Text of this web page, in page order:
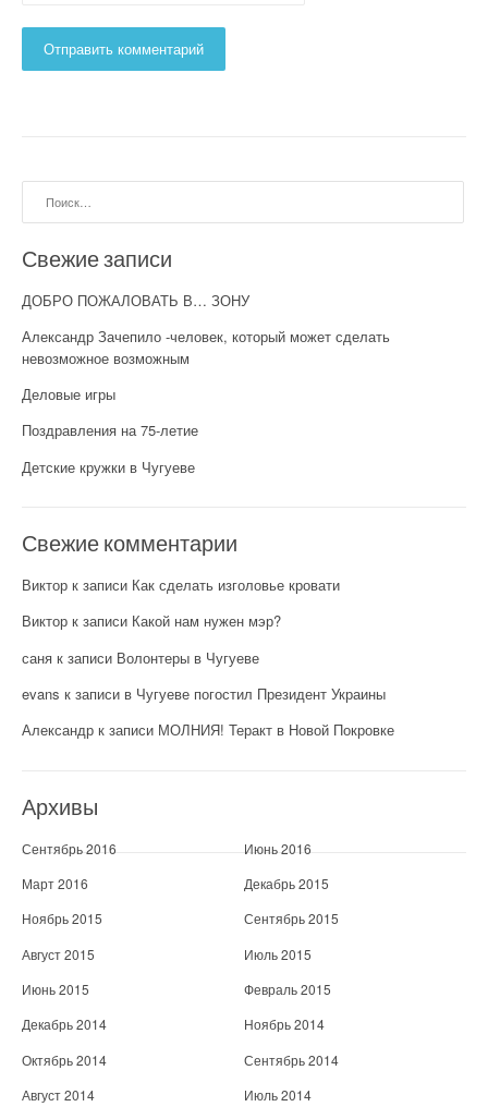
Свежие записи
ДОБРО ПОЖАЛОВАТЬ В… ЗОНУ
Александр Зачепило -человек, который может сделать
невозможное возможным
Деловые игры
Поздравления на 75-летие
Детские кружки в Чугуеве
Свежие комментарии
Виктор к записи Как сделать изголовье кровати
Виктор к записи Какой нам нужен мэр?
саня к записи Волонтеры в Чугуеве
evans к записи в Чугуеве погостил Президент Украины
Александр к записи МОЛНИЯ! Теракт в Новой Покровке
Архивы
Сентябрь 2016
Июнь 2016
Март 2016
Декабрь 2015
Ноябрь 2015
Сентябрь 2015
Август 2015
Июль 2015
Июнь 2015
Февраль 2015
Декабрь 2014
Ноябрь 2014
Октябрь 2014
Сентябрь 2014
Август 2014
Июль 2014